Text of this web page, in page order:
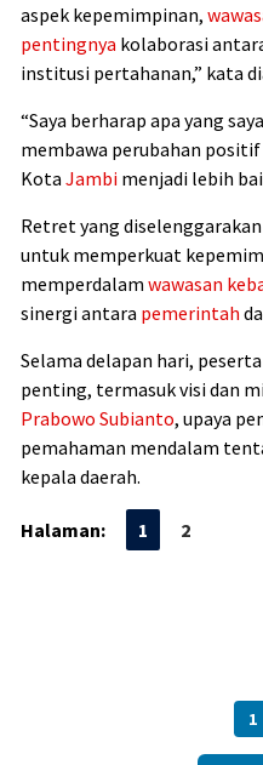
aspek kepemimpinan,
pentingnya kolaborasi
institusi pertahanan,” kata
“Saya berharap apa yang
membawa perubahan
Kota Jambi menjadi lebih
Retret yang
untuk memperkuat
memperdalam wawasan
sinergi antara pemerintah
Selama delapan hari,
penting, termasuk visi dan
Prabowo Subianto, upaya
pemahaman mendalam
kepala daerah.
Halaman: 1 2
1